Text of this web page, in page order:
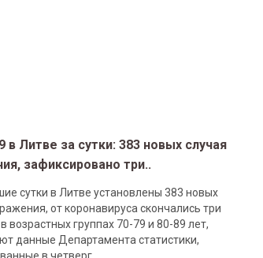
в Литве за сутки: 383 новых случая
зафиксировано три..
сутки в Литве установлены 383 новых
от коронавируса скончались три
возрастных группах 70-79 и 80-89 лет,
данные Департамента статистики,